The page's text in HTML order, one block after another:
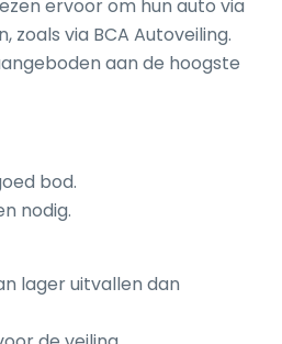
ervoor om hun auto via
zoals via BCA Autoveiling.
aan de hoogste
bod.
nodig.
lager uitvallen dan